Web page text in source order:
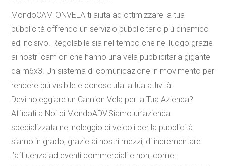
MondoCAMIONVELA ti aiuta ad ottimizzare la tua
pubblicità offrendo un servizio pubblicitario più dinamico
ed incisivo. Regolabile sia nel tempo che nel luogo grazie
ai nostri camion che hanno una vela pubblicitaria gigante
da m6x3. Un sistema di comunicazione in movimento per
rendere più visibile e conosciuta la tua attività.
Devi noleggiare un Camion Vela per la Tua Azienda?
Affidati a Noi di MondoADV.Siamo un’azienda
specializzata nel noleggio di veicoli per la pubblicità
siamo in grado, grazie ai nostri mezzi, di incrementare
l’affluenza ad eventi commerciali e non, come: